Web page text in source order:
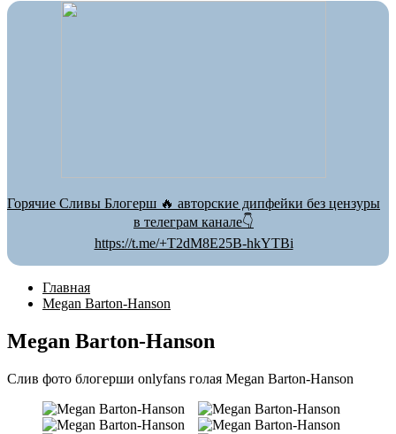
Горячие Сливы Блогерш 🔥 авторские дипфейки без цензуры
в телеграм канале👇
https://t.me/+T2dM8E25B-hkYTBi
Главная
Megan Barton-Hanson
Megan Barton-Hanson
Слив фото блогерши onlyfans голая Megan Barton-Hanson